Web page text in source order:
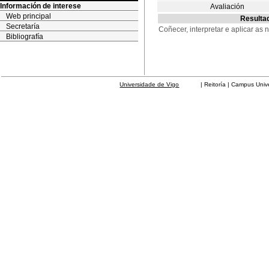
Información de interese
Web principal
Secretaría
Bibliografía
Avaliación
Coñecer, interpretar e aplicar as
Universidade de Vigo | Reitoría | Campus